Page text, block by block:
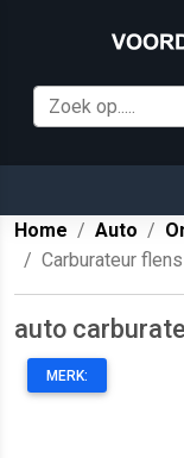
Home
Auto
Carburateur flens
auto
MERK: